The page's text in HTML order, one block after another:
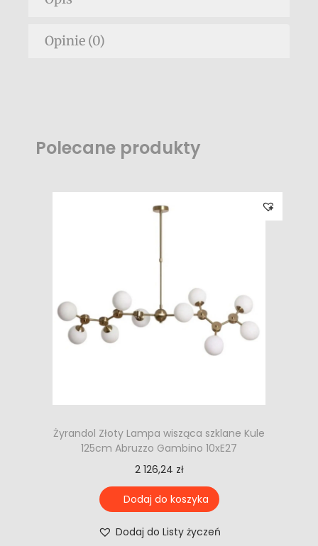
Opinie (0)
Polecane produkty
Żyrandol Złoty Lampa wisząca szklane Kule
125cm Abruzzo Gambino 10xE27
2 126,24 zł
Dodaj do koszyka
Dodaj do Listy życzeń